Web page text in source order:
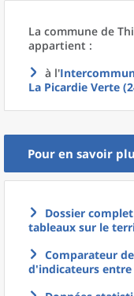
La commune de
appartient :
à l'
La Picardie Verte
Pour en savoir
Dossier
tableaux sur le
Comparateur
d'indicateurs